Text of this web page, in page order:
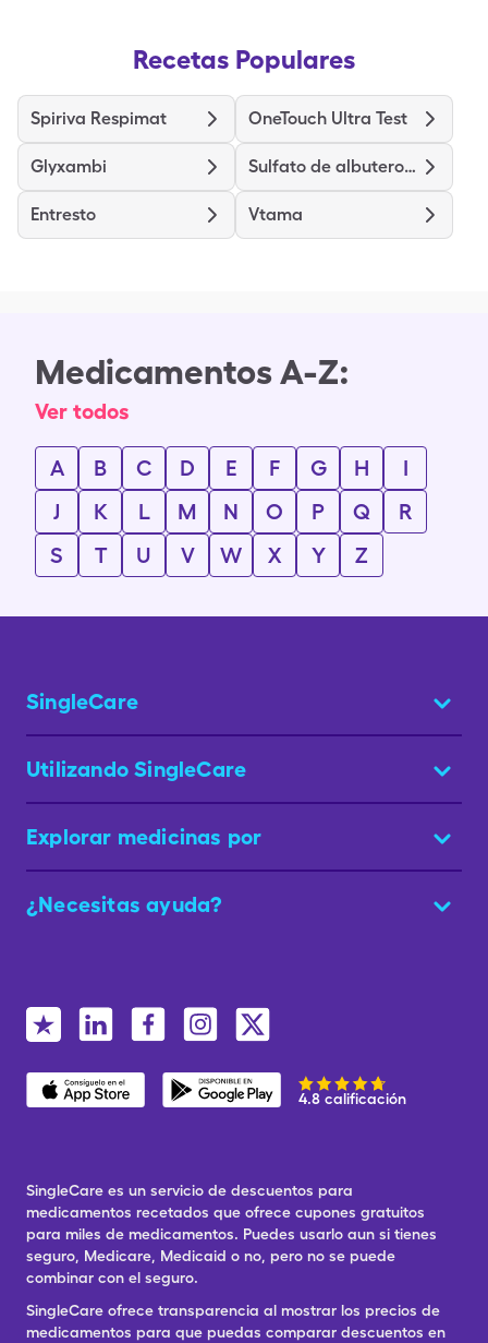
Recetas Populares
Spiriva Respimat OneTouch Ultra Test
Glyxambi Sulfato de albuterol hfa
Entresto Vtama
Medicamentos A-Z:
Ver todos
A B C D E F G H
I
J
K L M N O P Q
R
S
T U V W X Y Z
SingleCare
Utilizando SingleCare
Explorar medicinas por
¿Necesitas ayuda?
4.8 calificación
SingleCare es un servicio de descuentos para
medicamentos recetados que ofrece cupones gratuitos
para miles de medicamentos. Puedes usarlo aun si tienes
seguro, Medicare, Medicaid o no, pero no se puede
combinar con el seguro.
SingleCare ofrece transparencia al mostrar los precios de
medicamentos para que puedas comparar descuentos en